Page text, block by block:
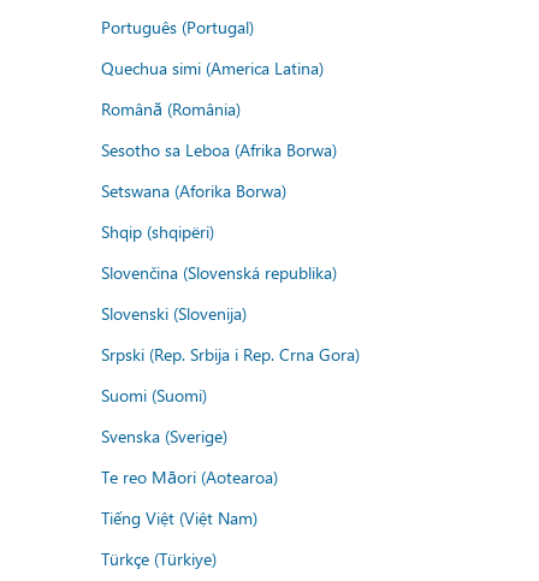
Português (Portugal)
Quechua simi (America Latina)
Română (România)
Sesotho sa Leboa (Afrika Borwa)
Setswana (Aforika Borwa)
Shqip (shqipëri)
Slovenčina (Slovenská republika)
Slovenski (Slovenija)
Srpski (Rep. Srbija i Rep. Crna Gora)
Suomi (Suomi)
Svenska (Sverige)
Te reo Māori (Aotearoa)
Tiếng Việt (Việt Nam)
Türkçe (Türkiye)